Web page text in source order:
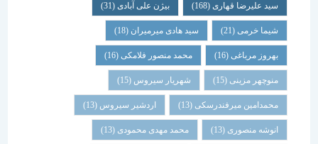
سید علیرضا قهاری(168) بیژن علی آبادی(31)
شیما خرمی(21) سید هادی میرمیران(18)
بهروز مرباغی (16) محمد منصور فلامکی (16)
منوچهر مزینی(15) شهریار سیروس(15)
محمدامین میرفندرسکی(13) اردشیر سیروس(13)
انوشه منصوری(13) محمد مهدی محمودی(13)